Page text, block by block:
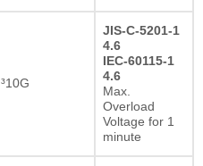
³10G
JIS-C-5201-1
4.6
IEC-60115-1
4.6
Max.
Overload
Voltage for 1
minute